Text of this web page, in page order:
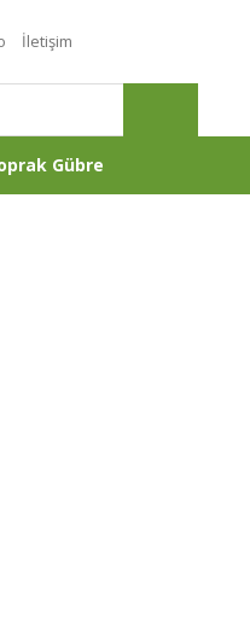
İletişim
Gübre